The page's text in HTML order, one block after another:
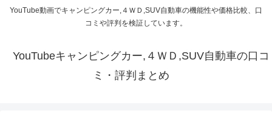
YouTube動画でキャンピングカー,４ＷＤ,SUV自動車の機能性や価格比較、口
コミや評判を検証しています。
YouTubeキャンピングカー,４ＷＤ,SUV自動車の口コ
ミ・評判まとめ